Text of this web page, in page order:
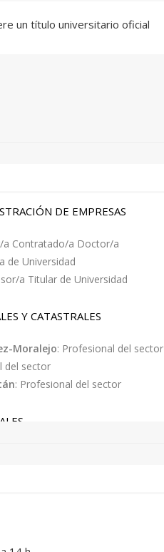
un título universitario oficial
DE EMPRESAS
a Contratado/a Doctor/a
de Universidad
a Titular de Universidad
Y CATASTRALES
Moralejo: Profesional del sector
del sector
: Profesional del sector